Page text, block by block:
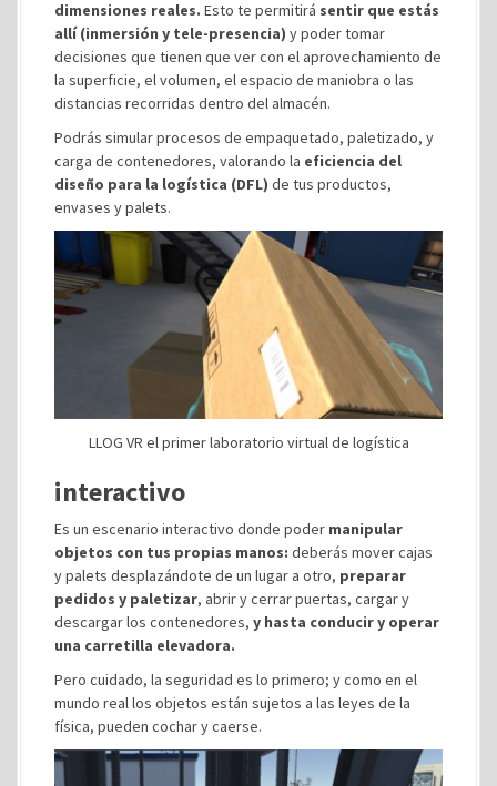
dimensiones reales. Esto te permitirá sentir que estás
allí (inmersión y tele-presencia) y poder tomar
decisiones que tienen que ver con el aprovechamiento de
la superficie, el volumen, el espacio de maniobra o las
distancias recorridas dentro del almacén.
Podrás simular procesos de empaquetado, paletizado, y
carga de contenedores, valorando la eficiencia del
diseño para la logística (DFL) de tus productos,
envases y palets.
LLOG VR el primer laboratorio virtual de logística
interactivo
Es un escenario interactivo donde poder manipular
objetos con tus propias manos: deberás mover cajas
y palets desplazándote de un lugar a otro, preparar
pedidos y paletizar, abrir y cerrar puertas, cargar y
descargar los contenedores, y hasta conducir y operar
una carretilla elevadora.
Pero cuidado, la seguridad es lo primero; y como en el
mundo real los objetos están sujetos a las leyes de la
física, pueden cochar y caerse.